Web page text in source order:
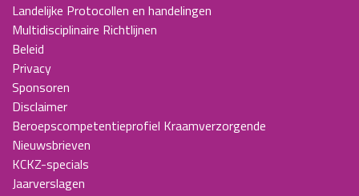
Landelijke Protocollen en handelingen
Multidisciplinaire Richtlijnen
Beleid
Privacy
Sponsoren
Disclaimer
Beroepscompetentieprofiel Kraamverzorgende
Nieuwsbrieven
KCKZ-specials
Jaarverslagen